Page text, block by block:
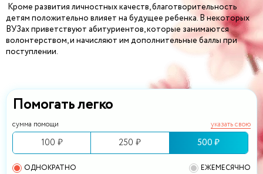
Помогать легко
сумма помощи указать свою
100 ₽ 250 ₽ 500 ₽
ОДНОКРАТНО ЕЖЕМЕСЯЧНО
Кроме развития личностных качеств, благотворительность
детям положительно влияет на будущее ребенка. В некоторых
ВУЗах приветствуют абитуриентов, которые занимаются
волонтерством, и начисляют им дополнительные баллы при
поступлении.